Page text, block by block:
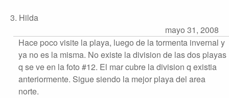
3. Hilda
mayo 31, 2008
Hace poco visite la playa, luego de la tormenta invernal y
ya no es la misma. No existe la division de las dos playas
q se ve en la foto #12. El mar cubre la division q existia
anteriormente. Sigue siendo la mejor playa del area
norte.